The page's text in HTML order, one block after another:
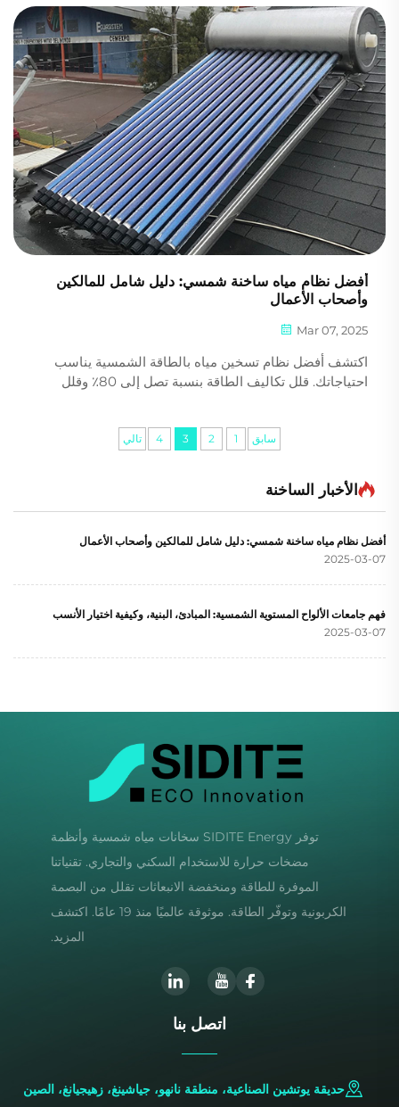
توفير الطاقة اليوم.
أفضل نظام مياه ساخنة شمسي: دليل شامل للمالكين
وأصحاب الأعمال
Mar 07, 2025
اكتشف أفضل نظام تسخين مياه بالطاقة الشمسية يناسب
احتياجاتك. قلل تكاليف الطاقة بنسبة تصل إلى 80٪ وقلل
سابق 1
2
3
4 تالي
الأخبار الساخنة
أفضل نظام مياه ساخنة شمسي: دليل شامل للمالكين وأصحاب الأعمال
2025-03-07
فهم جامعات الألواح المستوية الشمسية: المبادئ، البنية، وكيفية اختيار الأنسب
2025-03-07
توفر SIDITE Energy سخانات مياه شمسية وأنظمة
مضخات حرارة للاستخدام السكني والتجاري. تقنياتنا
الموفرة للطاقة ومنخفضة الانبعاثات تقلل من البصمة
الكربونية وتوفّر الطاقة. موثوقة عالميًا منذ 19 عامًا. اكتشف
المزيد.
اتصل بنا
حديقة يوتشين الصناعية، منطقة نانهو، جياشينغ، زهيجيانغ، الصين